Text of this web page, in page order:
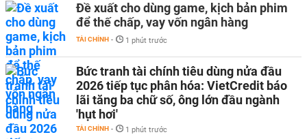
Đề xuất cho dùng game, kịch bản phim
để thế chấp, vay vốn ngân hàng
TÀI CHÍNH - 1 phút trước
Bức tranh tài chính tiêu dùng nửa đầu
2026 tiếp tục phân hóa: VietCredit báo
lãi tăng ba chữ số, ông lớn đầu ngành
'hụt hơi'
TÀI CHÍNH - 1 phút trước